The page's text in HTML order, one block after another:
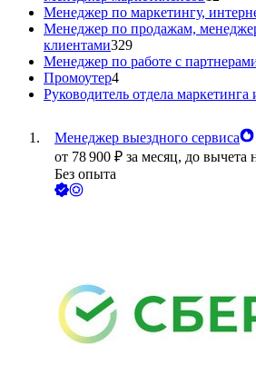
Менеджер по маркетингу,
Менеджер по продажам,
клиентами329
Менеджер по работе с
Промоутер4
Руководитель отдела
Менеджер выездного сервиса
от 78 900 ₽ за месяц, до вычета
Без опыта